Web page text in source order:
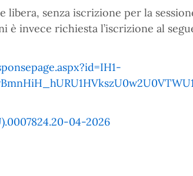
libera, senza iscrizione per la
invece richiesta l’iscrizione al
04-2026